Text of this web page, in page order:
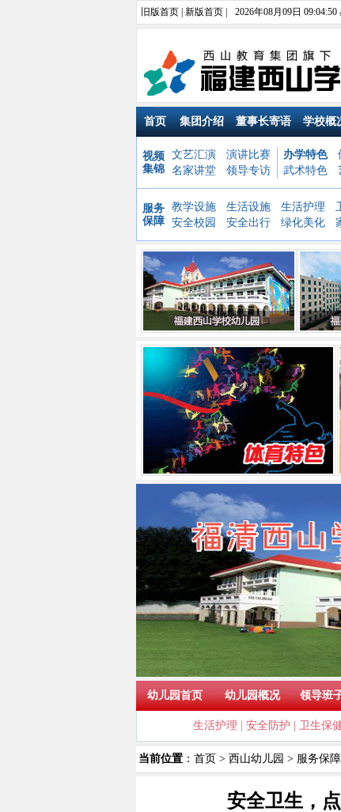
旧版首页 新版首页 2026年08月09日 09:04:52
首页 集团介绍 董事长寄语 学校概
视频
集锦
文艺汇演
演讲比赛
名家讲堂
领导专访
办学特色
武术特色
服务
保障
教学设施 生活设施 生活护理
安全校园
安全出行 绿化美化
幼儿园首页 幼儿园概况 领导班
生活护理 安全防护 卫生保
当前位置 ： 首页 > 西山幼儿园 > 服务保障
安全卫生，